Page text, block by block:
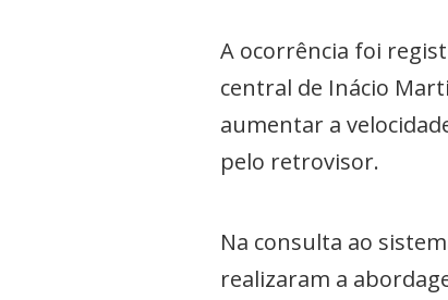
A ocorrência foi
central de Inácio
aumentar a
pelo retrovisor.
Na consulta ao
realizaram a